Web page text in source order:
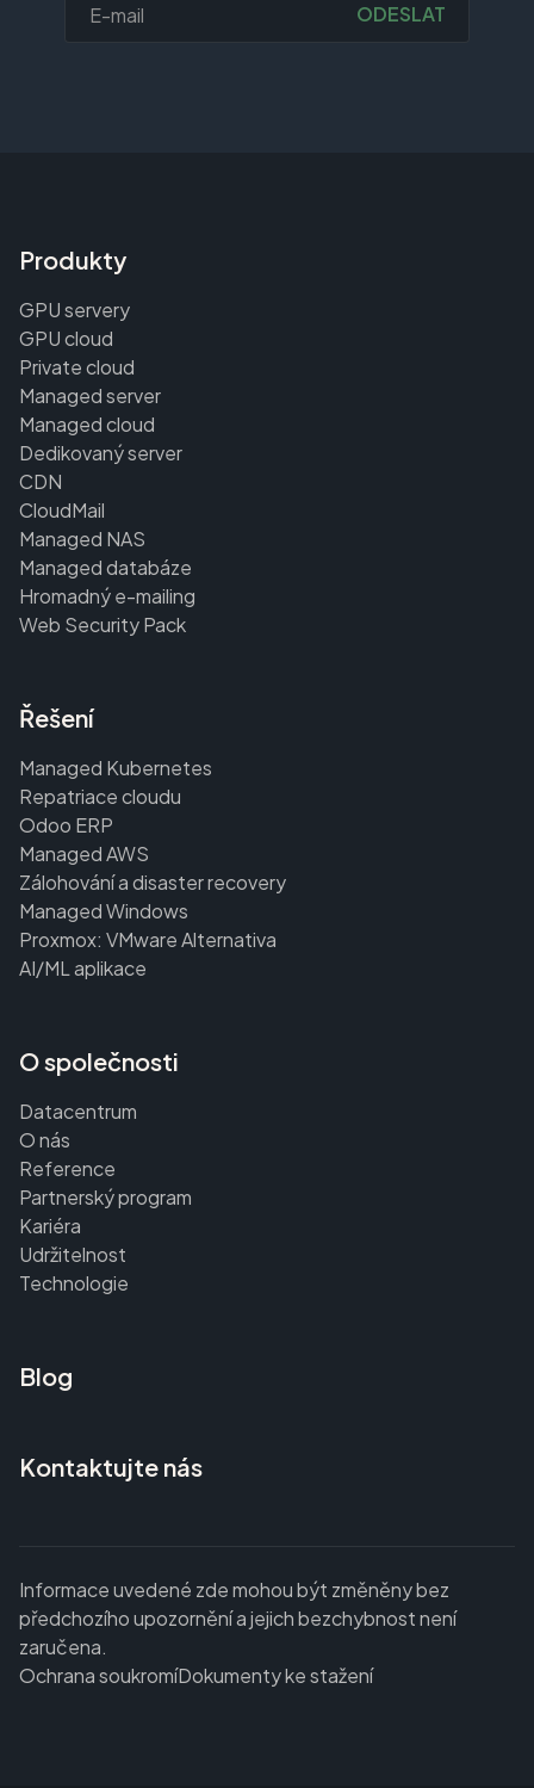
ODESLAT
Produkty
GPU servery
GPU cloud
Private cloud
Managed server
Managed cloud
Dedikovaný server
CDN
CloudMail
Managed NAS
Managed databáze
Hromadný e-mailing
Web Security Pack
Řešení
Managed Kubernetes
Repatriace cloudu
Odoo ERP
Managed AWS
Zálohování a disaster recovery
Managed Windows
Proxmox: VMware Alternativa
AI/ML aplikace
O společnosti
Datacentrum
O nás
Reference
Partnerský program
Kariéra
Udržitelnost
Technologie
Blog
Kontaktujte nás
Informace uvedené zde mohou být změněny bez
předchozího upozornění a jejich bezchybnost není
zaručena.
Ochrana soukromíDokumenty ke stažení